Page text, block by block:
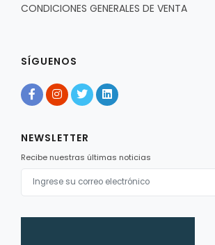
CONDICIONES GENERALES DE VENTA
SÍGUENOS
NEWSLETTER
Recibe nuestras últimas noticias